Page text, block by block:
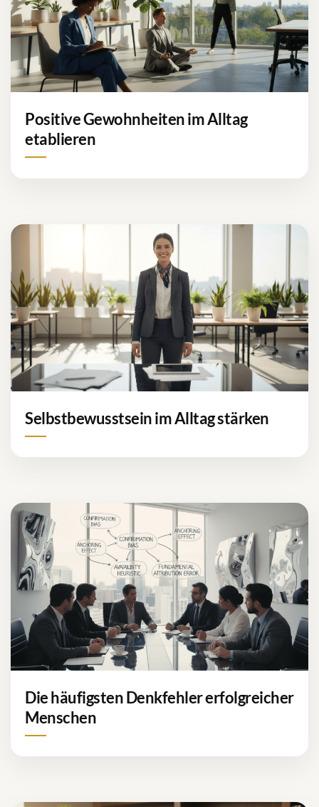
Positive Gewohnheiten im Alltag
etablieren
Selbstbewusstsein im Alltag stärken
Die häufigsten Denkfehler erfolgreicher
Menschen